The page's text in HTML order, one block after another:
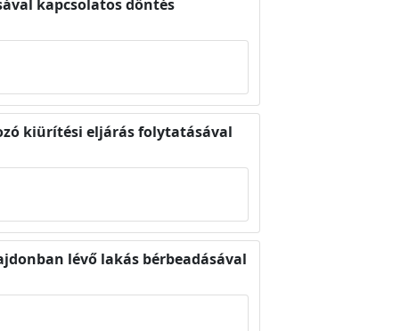
kapcsolatos döntés
kiürítési eljárás folytatásával
lévő lakás bérbeadásával